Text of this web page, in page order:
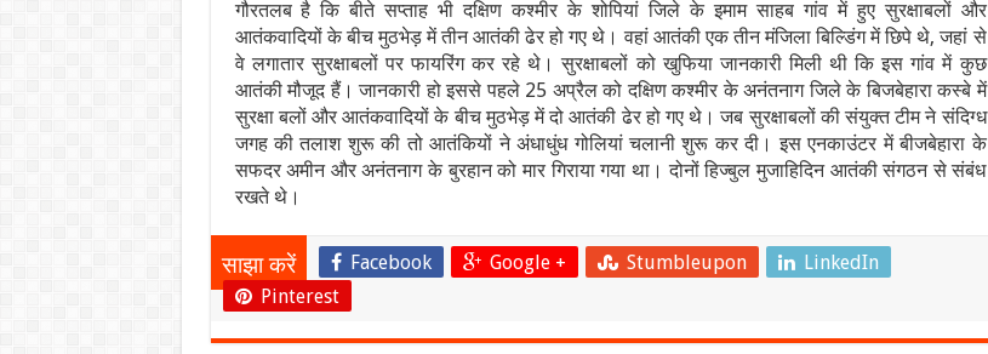
गौरतलब है कि बीते सप्‍ताह भी दक्षिण कश्मीर के शोपियां जिले के इमाम साहब गांव में हुए सुरक्षाबलों और
आतंकवादियों के बीच मुठभेड़ में तीन आतंकी ढेर हो गए थे। वहां आतंकी एक तीन मंजिला बिल्डिंग में छिपे थे, जहां से
वे लगातार सुरक्षाबलों पर फायरिंग कर रहे थे। सुरक्षाबलों को खुफिया जानकारी मिली थी कि इस गांव में कुछ
आतंकी मौजूद हैं। जानकारी हो इससे पहले 25 अप्रैल को दक्षिण कश्मीर के अनंतनाग जिले के बिजबेहारा कस्बे में
सुरक्षा बलों और आतंकवादियों के बीच मुठभेड़ में दो आतंकी ढेर हो गए थे। जब सुरक्षाबलों की संयुक्त टीम ने संदिग्ध
जगह की तलाश शुरू की तो आतंकियों ने अंधाधुंध गोलियां चलानी शुरू कर दी। इस एनकाउंटर में बीजबेहारा के
सफदर अमीन और अनंतनाग के बुरहान को मार गिराया गया था। दोनों हिज्बुल मुजाहिदिन आतंकी संगठन से संबंध
रखते थे।
साझा करें Facebook Google + Stumbleupon
LinkedIn
Pinterest